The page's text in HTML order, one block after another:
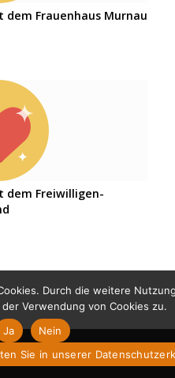
dem Frauenhaus Murnau
dem Freiwilligen-
Durch die weitere
Verwendung von Cookies zu.
Ja
Nein
Sie in unserer